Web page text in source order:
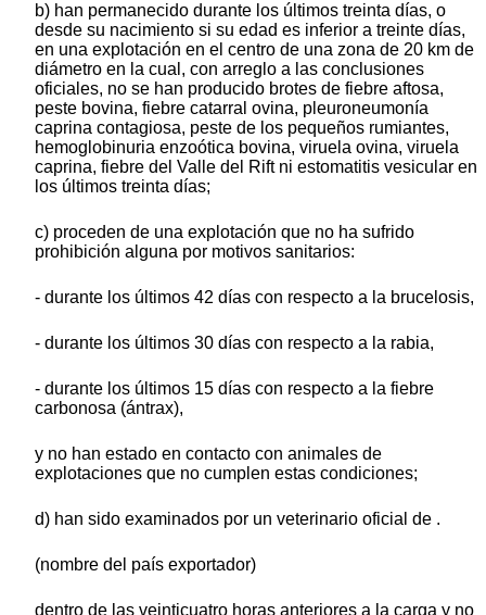
b) han permanecido durante los últimos treinta días, o
desde su nacimiento si su edad es inferior a treinte días,
en una explotación en el centro de una zona de 20 km de
diámetro en la cual, con arreglo a las conclusiones
oficiales, no se han producido brotes de fiebre aftosa,
peste bovina, fiebre catarral ovina, pleuroneumonía
caprina contagiosa, peste de los pequeños rumiantes,
hemoglobinuria enzoótica bovina, viruela ovina, viruela
caprina, fiebre del Valle del Rift ni estomatitis vesicular en
los últimos treinta días;
c) proceden de una explotación que no ha sufrido
prohibición alguna por motivos sanitarios:
- durante los últimos 42 días con respecto a la brucelosis,
- durante los últimos 30 días con respecto a la rabia,
- durante los últimos 15 días con respecto a la fiebre
carbonosa (ántrax),
y no han estado en contacto con animales de
explotaciones que no cumplen estas condiciones;
d) han sido examinados por un veterinario oficial de .
(nombre del país exportador)
dentro de las veinticuatro horas anteriores a la carga y no